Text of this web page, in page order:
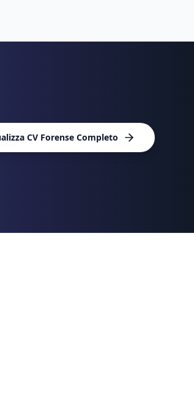
CV Forense Completo